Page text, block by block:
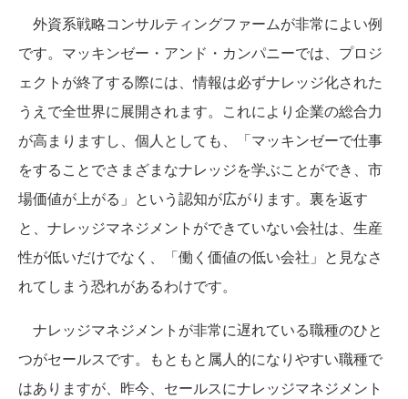
外資系戦略コンサルティングファームが非常によい例
です。マッキンゼー・アンド・カンパニーでは、プロジ
ェクトが終了する際には、情報は必ずナレッジ化された
うえで全世界に展開されます。これにより企業の総合力
が高まりますし、個人としても、「マッキンゼーで仕事
をすることでさまざまなナレッジを学ぶことができ、市
場価値が上がる」という認知が広がります。裏を返す
と、ナレッジマネジメントができていない会社は、生産
性が低いだけでなく、「働く価値の低い会社」と見なさ
れてしまう恐れがあるわけです。
ナレッジマネジメントが非常に遅れている職種のひと
つがセールスです。もともと属人的になりやすい職種で
はありますが、昨今、セールスにナレッジマネジメント